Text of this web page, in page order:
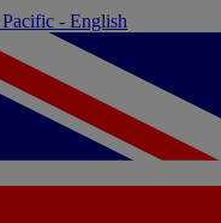
- English